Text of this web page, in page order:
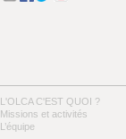
L'OLCA C'EST QUOI ?
Missions et activités
L’équipe